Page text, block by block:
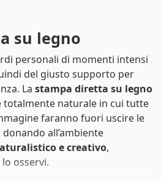
su legno
personali di momenti intensi
del giusto supporto per
La stampa diretta su legno
totalmente naturale in cui tutte
faranno fuori uscire le
all’ambiente
e creativo,
osservi.